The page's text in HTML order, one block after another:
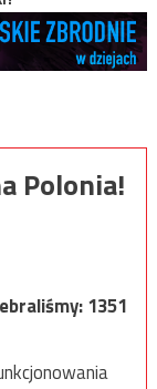
Polonia!
1351